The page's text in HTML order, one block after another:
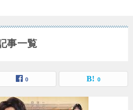
事一覧
0 0